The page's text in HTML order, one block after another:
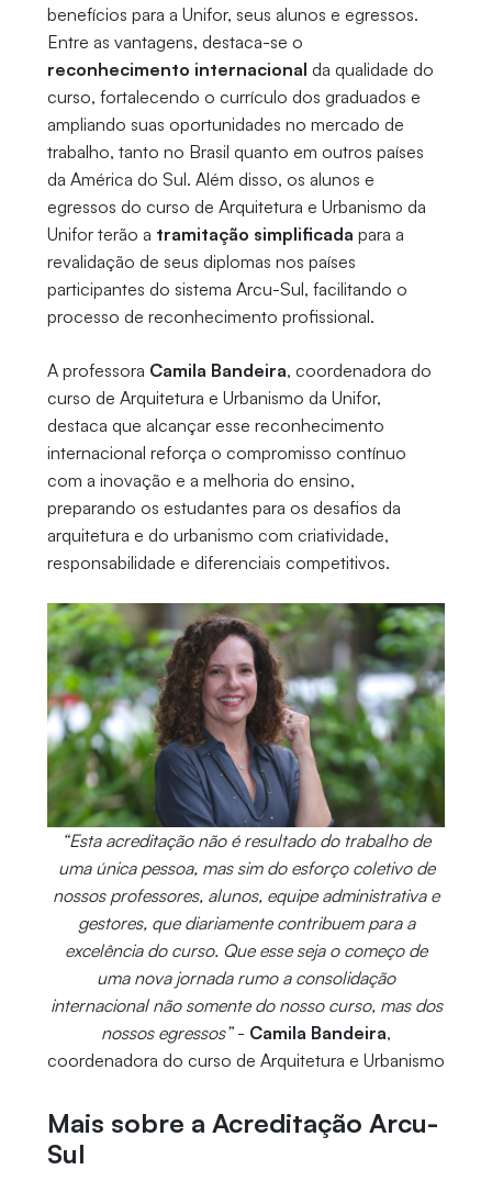
benefícios para a Unifor, seus alunos e egressos.
Entre as vantagens, destaca-se o
reconhecimento internacional da qualidade do
curso, fortalecendo o currículo dos graduados e
ampliando suas oportunidades no mercado de
trabalho, tanto no Brasil quanto em outros países
da América do Sul. Além disso, os alunos e
egressos do curso de Arquitetura e Urbanismo da
Unifor terão a tramitação simplificada para a
revalidação de seus diplomas nos países
participantes do sistema Arcu-Sul, facilitando o
processo de reconhecimento profissional.
A professora Camila Bandeira, coordenadora do
curso de Arquitetura e Urbanismo da Unifor,
destaca que alcançar esse reconhecimento
internacional reforça o compromisso contínuo
com a inovação e a melhoria do ensino,
preparando os estudantes para os desafios da
arquitetura e do urbanismo com criatividade,
responsabilidade e diferenciais competitivos.
“Esta acreditação não é resultado do trabalho de
uma única pessoa, mas sim do esforço coletivo de
nossos professores, alunos, equipe administrativa e
gestores, que diariamente contribuem para a
excelência do curso. Que esse seja o começo de
uma nova jornada rumo a consolidação
internacional não somente do nosso curso, mas dos
nossos egressos”- Camila Bandeira,
coordenadora do curso de Arquitetura e Urbanismo
Mais sobre a Acreditação Arcu-
Sul